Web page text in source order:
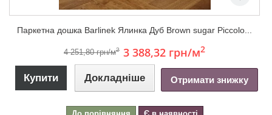
Паркетна дошка Barlinek Ялинка Дуб Brown sugar Piccolo...
4 251,80 грн/м2 3 388,32 грн/м2
Купити Докладніше Отримати знижку